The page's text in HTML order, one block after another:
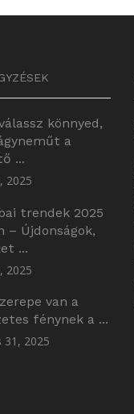
könnyed,
a
...
2025
trendek 2025
– Újdonságok,
...
2025
van a
fénynek a ...
31, 2025